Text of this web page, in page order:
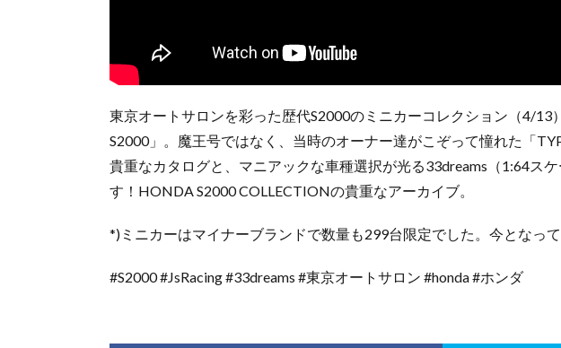
東京オートサロンを彩った歴代S2000のミニカーコレクション（4/13
S2000」。魔王号ではなく、当時のオーナー達がこぞって憧れた「
貴重なカタログと、マニアックな車種選択が光る33dreams（1:64ス
す！HONDA S2000 COLLECTIONの貴重なアーカイブ。
*)ミニカーはマイナーブランドで数量も299台限定でした。今となっ
#S2000 #JsRacing #33dreams #東京オートサロン #honda #ホンダ